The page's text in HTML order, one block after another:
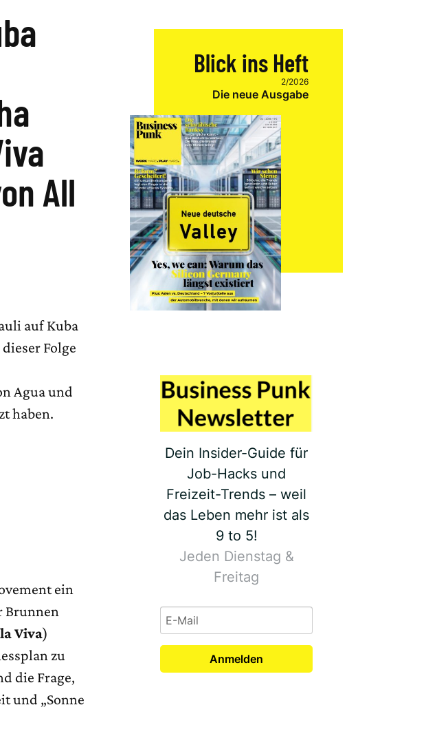
All
auf Kuba
Folge
Agua und
haben.
ein
Brunnen
Viva)
zu
die Frage,
und „Sonne
Blick ins Heft
2/2026
Die neue Ausgabe
Dein Insider-Guide für
Job-Hacks und
Freizeit-Trends – weil
das Leben mehr ist als
9 to 5!
Jeden Dienstag &
Freitag
Anmelden